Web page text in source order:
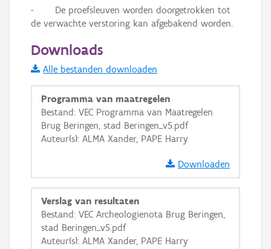
i
+ −
OSM-Basiskaart
Ortho
GRB-Basiskaart
GRB-Basiskaart in grijswaarden
-	De proefsleuven worden doorgetrokken tot
de verwachte verstoring kan afgebakend worden.
Downloads
Alle bestanden downloaden
Programma van maatregelen
Bestand: VEC Programma van Maatregelen
Brug Beringen, stad Beringen_v5.pdf
Auteur(s): ALMA Xander, PAPE Harry
Downloaden
Verslag van resultaten
Bestand: VEC Archeologienota Brug Beringen,
stad Beringen_v5.pdf
Auteur(s): ALMA Xander, PAPE Harry